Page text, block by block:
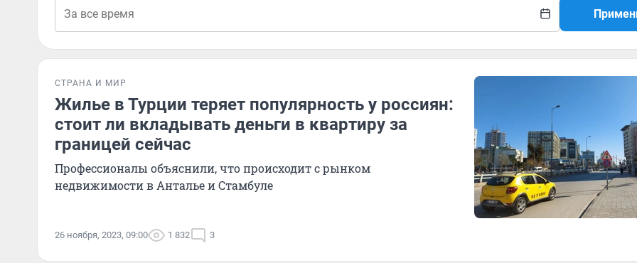
СТРАНА И МИР
Жилье в Турции теряет популярность у россиян:
стоит ли вкладывать деньги в квартиру за
границей сейчас
Профессионалы объяснили, что происходит с рынком
недвижимости в Анталье и Стамбуле
26 ноября, 2023, 09:00 1 832 3